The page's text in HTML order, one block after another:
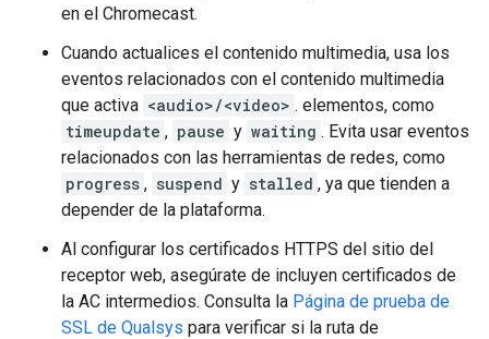
en el Chromecast.
Cuando actualices el contenido multimedia, usa los
eventos relacionados con el contenido multimedia
que activa <audio>/<video> . elementos, como
timeupdate , pause y waiting . Evita usar eventos
relacionados con las herramientas de redes, como
progress , suspend y stalled , ya que tienden a
depender de la plataforma.
Al configurar los certificados HTTPS del sitio del
receptor web, asegúrate de incluyen certificados de
la AC intermedios. Consulta la Página de prueba de
SSL de Qualsys para verificar si la ruta de